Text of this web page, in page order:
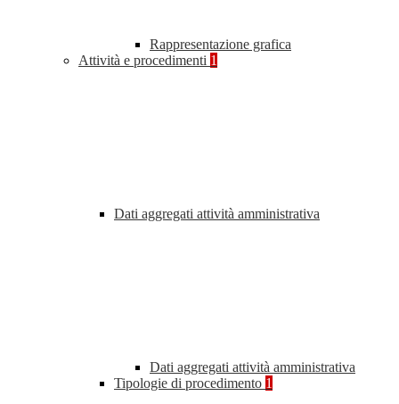
Rappresentazione grafica
Attività e procedimenti 1
Dati aggregati attività amministrativa
Dati aggregati attività amministrativa
Tipologie di procedimento 1